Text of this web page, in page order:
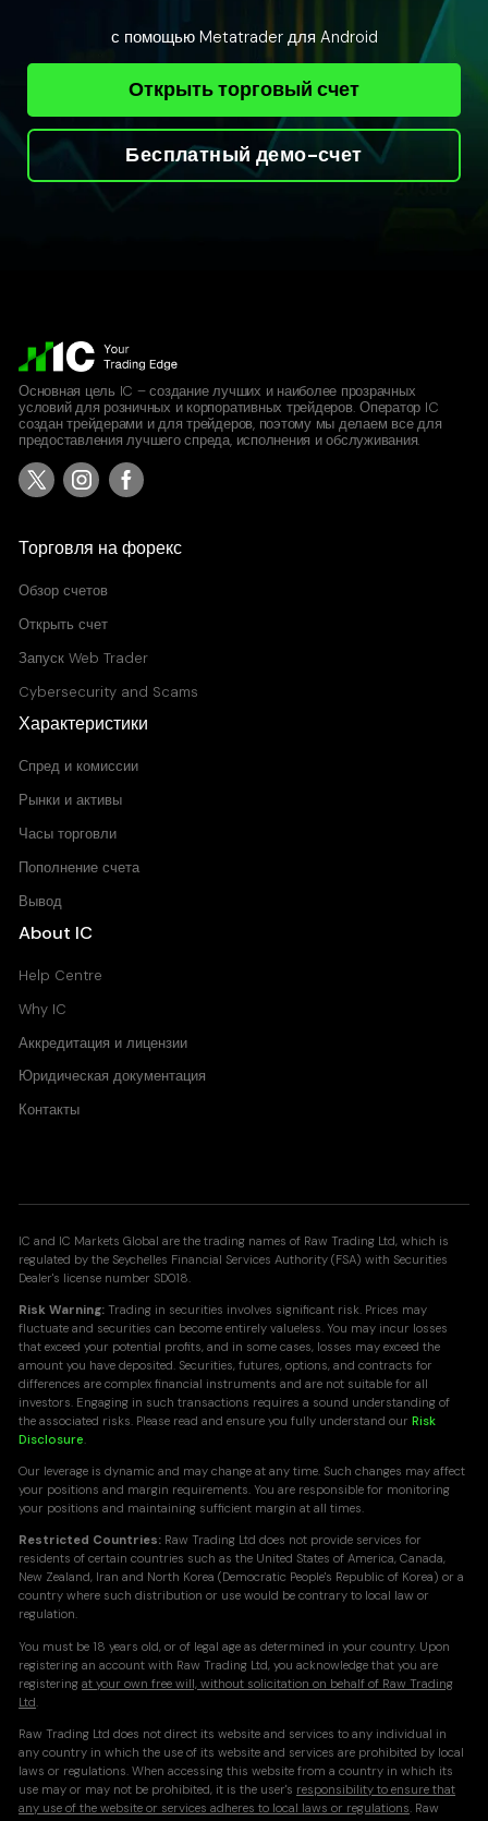
с помощью Metatrader для Android
Открыть торговый счет
Бесплатный демо-счет
Основная цель IC – создание лучших и наиболее прозрачных
условий для розничных и корпоративных трейдеров. Оператор IC
создан трейдерами и для трейдеров, поэтому мы делаем все для
предоставления лучшего спреда, исполнения и обслуживания.
Торговля на форекс
Обзор счетов
Открыть счет
Запуск Web Trader
Cybersecurity and Scams
Характеристики
Спред и комиссии
Рынки и активы
Часы торговли
Пополнение счета
Вывод
About IC
Help Centre
Why IC
Аккредитация и лицензии
Юридическая документация
Контакты
IC and IC Markets Global are the trading names of Raw Trading Ltd, which is
regulated by the Seychelles Financial Services Authority (FSA) with Securities
Dealer's license number SD018.
Risk Warning: Trading in securities involves significant risk. Prices may
fluctuate and securities can become entirely valueless. You may incur losses
that exceed your potential profits, and in some cases, losses may exceed the
amount you have deposited. Securities, futures, options, and contracts for
differences are complex financial instruments and are not suitable for all
investors. Engaging in such transactions requires a sound understanding of
the associated risks. Please read and ensure you fully understand ourRisk
Disclosure.
Our leverage is dynamic and may change at any time. Such changes may affect
your positions and margin requirements. You are responsible for monitoring
your positions and maintaining sufficient margin at all times.
Restricted Countries: Raw Trading Ltd does not provide services for
residents of certain countries such as the United States of America, Canada,
New Zealand, Iran and North Korea (Democratic People's Republic of Korea) or a
country where such distribution or use would be contrary to local law or
regulation.
You must be 18 years old, or of legal age as determined in your country. Upon
registering an account with Raw Trading Ltd, you acknowledge that you are
registeringat your own free will, without solicitation on behalf of Raw Trading
Ltd.
Raw Trading Ltd does not direct its website and services to any individual in
any country in which the use of its website and services are prohibited by local
laws or regulations. When accessing this website from a country in which its
use may or may not be prohibited, it is the user's responsibility to ensure that
any use of the website or services adheres to local laws or regulations. Raw